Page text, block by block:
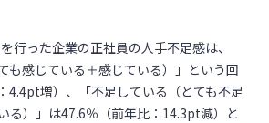
行った企業の正社員の人手不足感は、
も感じている＋感じている）」という回
4.4pt増）、「不足している（とても不足
る）」は47.6％（前年比：14.3pt減）と